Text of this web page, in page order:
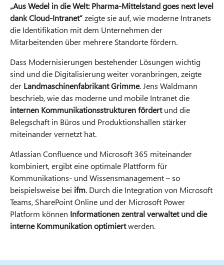
„Aus Wedel in die Welt: Pharma-Mittelstand goes next level
dank Cloud-Intranet“zeigte sie auf, wie moderne Intranets
die Identifikation mit dem Unternehmen der
Mitarbeitenden über mehrere Standorte fördern.
Dass Modernisierungen bestehender Lösungen wichtig
sind und die Digitalisierung weiter voranbringen, zeigte
der Landmaschinenfabrikant Grimme. Jens Waldmann
beschrieb, wie das moderne und mobile Intranet die
internen Kommunikationsstrukturen fördertund die
Belegschaft in Büros und Produktionshallen stärker
miteinander vernetzt hat.
Atlassian Confluence und Microsoft 365 miteinander
kombiniert, ergibt eine optimale Plattform für
Kommunikations- und Wissensmanagement – so
beispielsweise bei ifm. Durch die Integration von Microsoft
Teams, SharePoint Online und der Microsoft Power
Platform können Informationen zentral verwaltet und die
interne Kommunikation optimiertwerden.